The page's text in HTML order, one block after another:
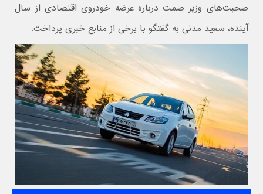
صحبت‌های وزیر صمت درباره عرضه خودروی اقتصادی از سال
آینده، سعید مدنی به گفتگو با برخی از منابع خبری پرداخت.